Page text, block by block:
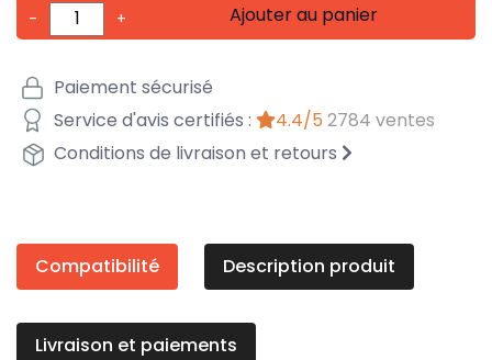
- + Ajouter au panier
Paiement sécurisé
Service d'avis certifiés :
4.4/5 2784 ventes
Conditions de livraison et retours
Compatibilité Description produit
Livraison et paiements